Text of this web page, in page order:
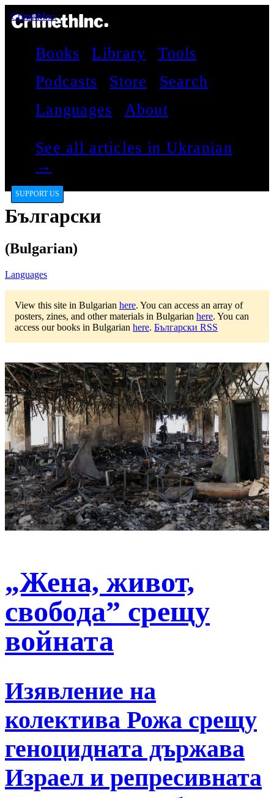
CrimethInc.
Books Library
Tools
Podcasts
Store
Search
Languages
About
See all articles in Ukranian
→
SUPPORT US
Български
(Bulgarian)
Languages
View this site in Bulgarian here. You can access an array of
posters, zines, and other materials in Bulgarian here. You can
access our books in Bulgarian here. Български RSS
„Жена, живот,
свобода” срещу
войната
Изявление на
колектива Рожа срещу
геноцидната държава
Израел и репресивната